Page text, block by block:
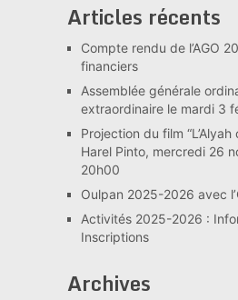
Articles récents
Compte rendu de l’AGO
financiers
Assemblée générale
extraordinaire le mardi 3
Projection du film
Harel Pinto, mercredi 26
20h00
Oulpan 2025-2026 avec
Activités 2025-2026 :
Inscriptions
Archives